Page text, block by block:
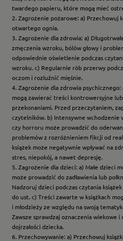
twardego papieru, które mogą mieć
2. Zagrożenie pożarowe: a) Przechowuj
otwartego ognia.
3. Zagrożenie dla zdrowia: a)
zmęczenia wzroku, bólów głowy i
odpowiednie oświetlenie podczas
wzroku. c) Regularnie rób przerwy
oczom i rozluźnić mięśnie.
4. Zagrożenie dla zdrowia
mogą zawierać treści kontrowersyjne
przekonaniami. Przed przeczytaniem,
czytelników. b) Intensywne wchodzenie
czy horroru może prowadzić do
problemów z rozróżnieniem fikcji od
książek może negatywnie wpływać na
stres, niepokój, a nawet depresję.
5. Zagrożenie dla dzieci: a) Małe dzieci
może prowadzić do zadławienia lub
Nadzoruj dzieci podczas czytania
do ust. c) Treści zawarte w książkach
i młodzieży ze względu na swoją
Zawsze sprawdzaj oznaczenia wiekowe
dojrzałości dziecka.
6. Przechowywanie: a) Przechowuj